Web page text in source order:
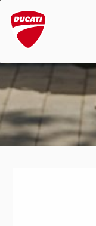
de
productos